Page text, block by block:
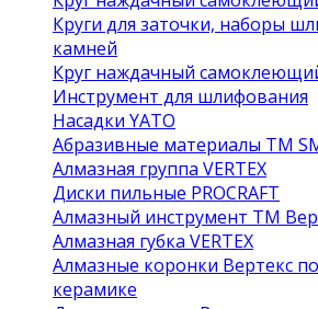
Круги для заточки, наборы
камней
Круг наждачный
Инструмент для шлифования
Насадки YATO
Абразивные материалы ТМ
Алмазная группа VERTEX
Диски пильные PROCRAFT
Алмазный инструмент ТМ
Алмазная губка VERTEX
Алмазные коронки Вертекс по
керамике